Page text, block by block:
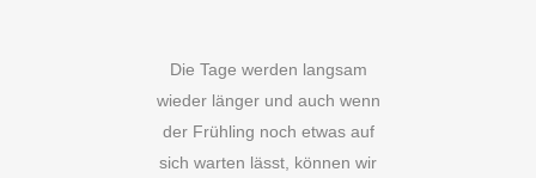
Die Tage werden langsam
wieder länger und auch wenn
der Frühling noch etwas auf
sich warten lässt, können wir